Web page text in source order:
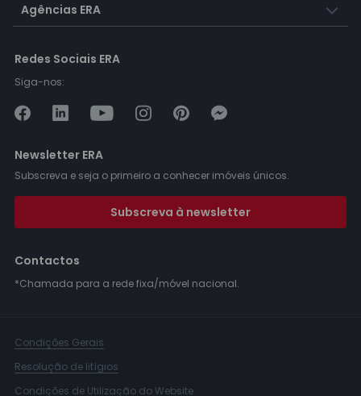
Agências ERA
Redes Sociais ERA
Siga-nos:
Newsletter ERA
Subscreva e seja o primeiro a conhecer imóveis únicos.
Subscreva à newsletter
Contactos
*Chamada para a rede fixa/móvel nacional.
Condições Gerais
Resolução de litígios
Condições de Utilização do Website